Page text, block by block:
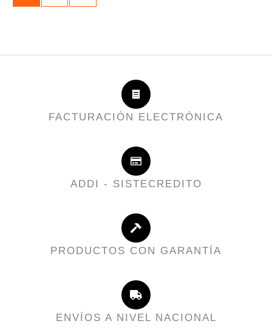
FACTURACIÓN ELECTRÓNICA
ADDI - SISTECREDITO
PRODUCTOS CON GARANTÍA
ENVÍOS A NIVEL NACIONAL